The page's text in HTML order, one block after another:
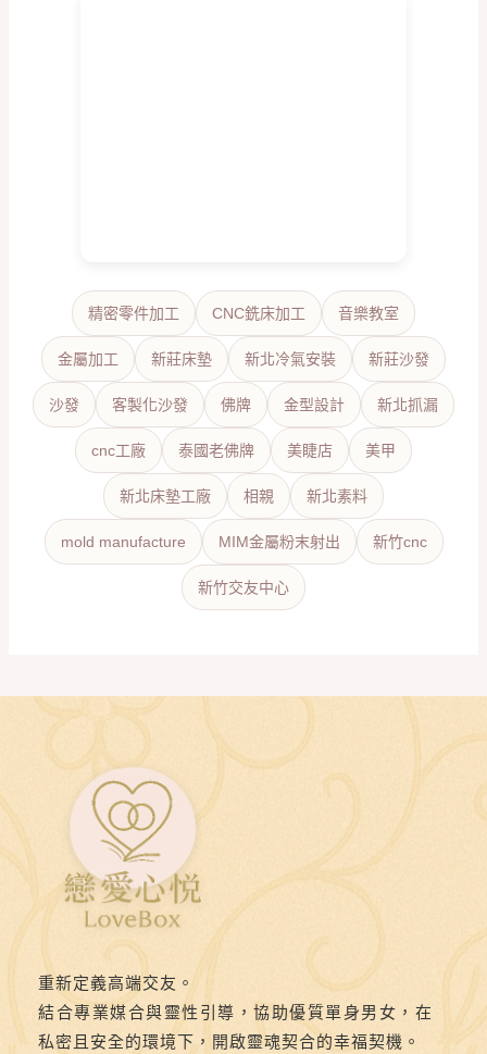
精密零件加工 CNC銑床加工 音樂教室
金屬加工 新莊床墊 新北冷氣安裝 新莊沙發
沙發 客製化沙發 佛牌 金型設計 新北抓漏
cnc工廠 泰國老佛牌 美睫店 美甲
新北床墊工廠 相親 新北素料
mold manufacture MIM金屬粉末射出 新竹cnc
新竹交友中心
重新定義高端交友。
結合專業媒合與靈性引導，協助優質單身男女，在
私密且安全的環境下，開啟靈魂契合的幸福契機。